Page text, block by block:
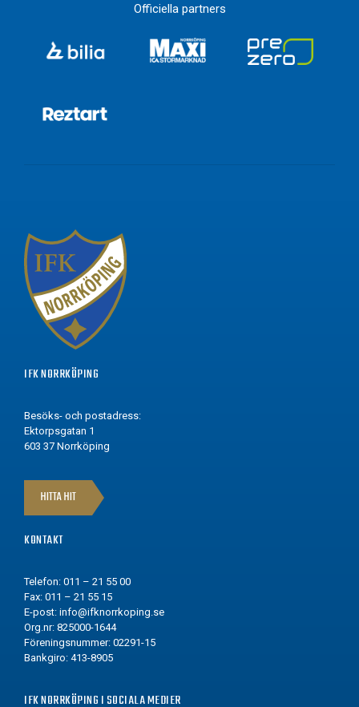
Officiella partners
IFK NORRKÖPING
Besöks- och postadress:
Ektorpsgatan 1
603 37 Norrköping
HITTA HIT
KONTAKT
Telefon: 011 – 21 55 00
Fax: 011 – 21 55 15
E-post: info@ifknorrkoping.se
Org.nr: 825000-1644
Föreningsnummer: 02291-15
Bankgiro: 413-8905
IFK NORRKÖPING I SOCIALA MEDIER